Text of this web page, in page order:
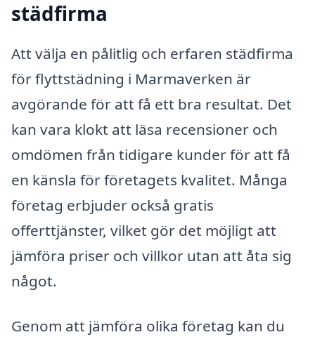
städfirma
Att välja en pålitlig och erfaren städfirma
för flyttstädning i Marmaverken är
avgörande för att få ett bra resultat. Det
kan vara klokt att läsa recensioner och
omdömen från tidigare kunder för att få
en känsla för företagets kvalitet. Många
företag erbjuder också gratis
offerttjänster, vilket gör det möjligt att
jämföra priser och villkor utan att åta sig
något.
Genom att jämföra olika företag kan du